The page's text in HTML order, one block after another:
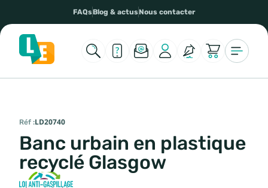
FAQsBlog & actusNous contacter
Réf :LD20740
Banc urbain en plastique
recyclé Glasgow